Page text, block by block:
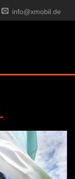
info@xmobil.de